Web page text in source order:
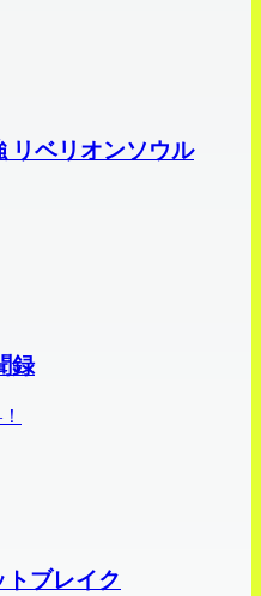
リベリオンソウル
録
ブレイク